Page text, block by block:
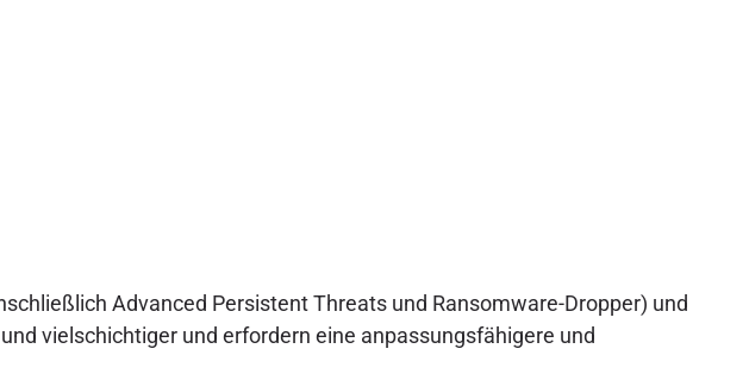
Advanced Persistent Threats und Ransomware-Dropper) und
vielschichtiger und erfordern eine anpassungsfähigere und